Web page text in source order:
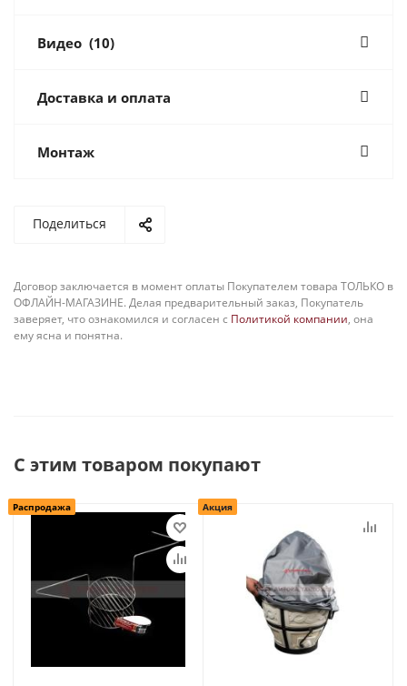
Видео (10)
Доставка и оплата
Монтаж
Поделиться
Договор заключается в момент оплаты Покупателем товара ТОЛЬКО в
ОФЛАЙН-МАГАЗИНЕ. Делая предварительный заказ, Покупатель
заверяет, что ознакомился и согласен с Политикой компании, она
ему ясна и понятна.
С этим товаром покупают
Распродажа Акция